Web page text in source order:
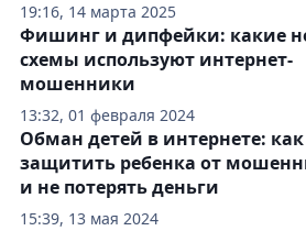
19:16, 14 марта 2025
13:32, 01 февраля 2024
Фишинг и дипфейки: какие
схемы используют интернет-
мошенники
15:39, 13 мая 2024
Обман детей в интернете: как
защитить ребенка от
и не потерять деньги